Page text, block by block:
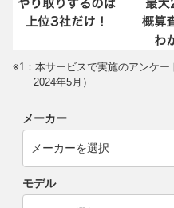
※1：本サービスで実施のアンケ
2024年5月）
メーカー
モデル